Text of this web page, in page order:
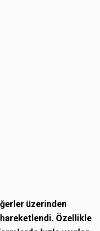
üzerinden
Özellikle